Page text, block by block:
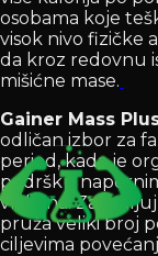
osobama koje
visok nivo fizičke
da kroz redovnu
mišićne mase.
Gainer Mass
odličan izbor za
period, kada je
podršku
vlakana.
pruža veliki broj
ciljevima